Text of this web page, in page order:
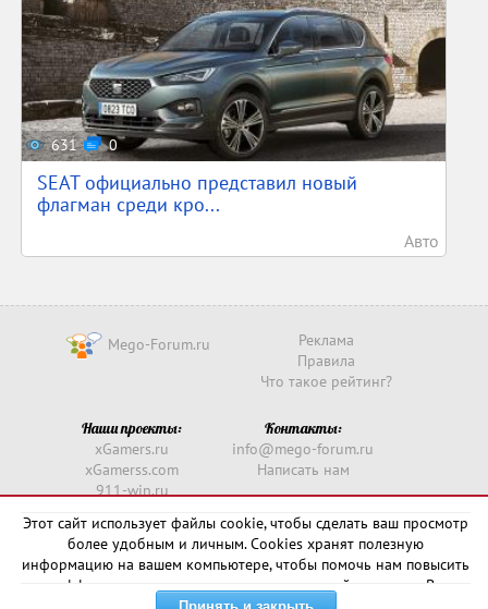
631 0
SEAT официально представил новый
флагман среди кро...
Авто
Mego-Forum.ru
Реклама
Правила
Что такое рейтинг?
Наши проекты:
xGamers.ru
xGamerss.com
911-win.ru
Контакты:
info@mego-forum.ru
Написать нам
Copyright © 2016 -2026
Этот сайт использует файлы cookie, чтобы сделать ваш просмотр
более удобным и личным. Cookies хранят полезную
информацию на вашем компьютере, чтобы помочь нам повысить
эффективность и актуальность нашего сайта для вас. В